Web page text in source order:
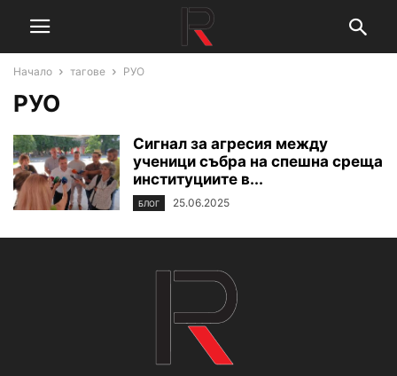
Начало тагове РУО
РУО
Сигнал за агресия между
ученици събра на спешна среща
институциите в...
БЛОГ 25.06.2025